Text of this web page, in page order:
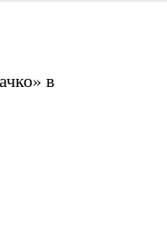
в